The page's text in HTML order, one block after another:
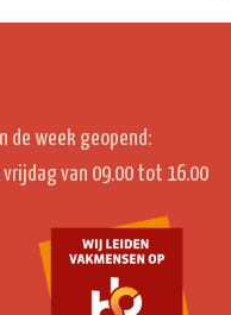
de week geopend:
van 09.00 tot 16.00